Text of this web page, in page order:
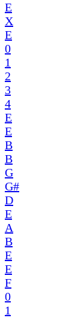
E
X
E
0
1
2
3
4
E
E
B
B
G
G#
D
E
A
B
E
E
F
0
1